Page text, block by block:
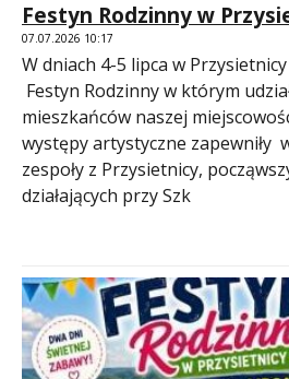
Festyn Rodzinny w
07.07.2026 10:17
W dniach 4-5 lipca w
Festyn Rodzinny w którym
mieszkańców naszej
występy artystyczne zapewniły
zespoły z Przysietnicy,
działających przy Szk